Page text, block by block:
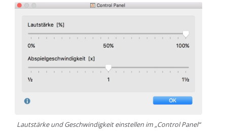
Lautstärke und Geschwindigkeit einstellen im „Control Panel“